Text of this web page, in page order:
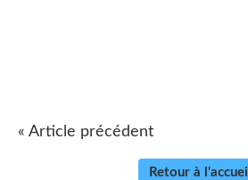
« Article précédent
Retour à l'accueil